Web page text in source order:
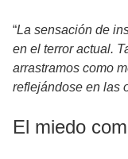
“La sensación de
en el terror actual.
arrastramos como
reflejándose en las
El miedo